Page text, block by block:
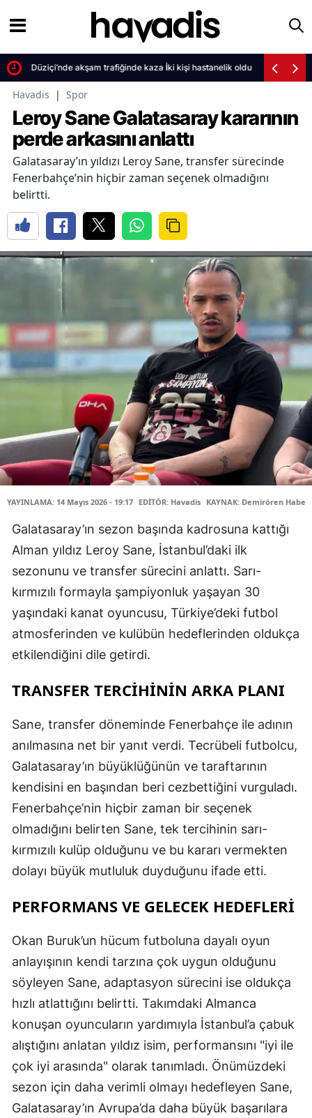
Düziçi’nde akşam trafiğinde kaza İki kişi hastanelik oldu
Havadis | Spor
Leroy Sane Galatasaray kararının
perde arkasını anlattı
Galatasaray’ın yıldızı Leroy Sane, transfer sürecinde
Fenerbahçe’nin hiçbir zaman seçenek olmadığını
belirtti.
YAYINLAMA: 14 Mayıs 2026 - 19:17 EDİTÖR: Havadis KAYNAK: Demirören Haber
Galatasaray’ın sezon başında kadrosuna kattığı
Alman yıldız Leroy Sane, İstanbul’daki ilk
sezonunu ve transfer sürecini anlattı. Sarı-
kırmızılı formayla şampiyonluk yaşayan 30
yaşındaki kanat oyuncusu, Türkiye’deki futbol
atmosferinden ve kulübün hedeflerinden oldukça
etkilendiğini dile getirdi.
TRANSFER TERCİHİNİN ARKA PLANI
Sane, transfer döneminde Fenerbahçe ile adının
anılmasına net bir yanıt verdi. Tecrübeli futbolcu,
Galatasaray’ın büyüklüğünün ve taraftarının
kendisini en başından beri cezbettiğini vurguladı.
Fenerbahçe’nin hiçbir zaman bir seçenek
olmadığını belirten Sane, tek tercihinin sarı-
kırmızılı kulüp olduğunu ve bu kararı vermekten
dolayı büyük mutluluk duyduğunu ifade etti.
PERFORMANS VE GELECEK HEDEFLERİ
Okan Buruk’un hücum futboluna dayalı oyun
anlayışının kendi tarzına çok uygun olduğunu
söyleyen Sane, adaptasyon sürecini ise oldukça
hızlı atlattığını belirtti. Takımdaki Almanca
konuşan oyuncuların yardımıyla İstanbul’a çabuk
alıştığını anlatan yıldız isim, performansını "iyi ile
çok iyi arasında" olarak tanımladı. Önümüzdeki
sezon için daha verimli olmayı hedefleyen Sane,
Galatasaray’ın Avrupa’da daha büyük başarılara